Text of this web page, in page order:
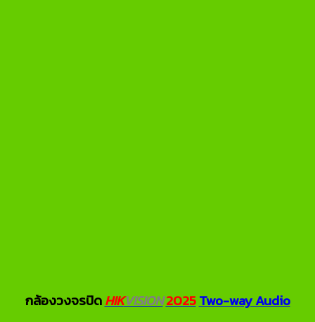
กล้องวงจรปิดHIKVISION2025Two-way Audio